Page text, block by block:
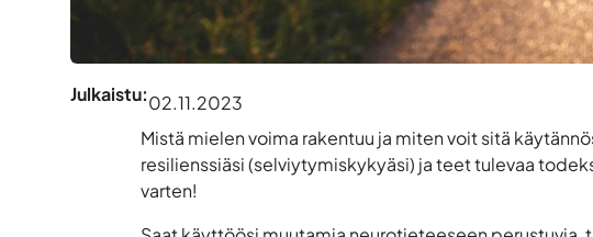
Julkaistu:02.11.2023
Mistä mielen voima rakentuu ja miten voit sitä
resilienssiäsi (selviytymiskykyäsi) ja teet tulevaa
varten!